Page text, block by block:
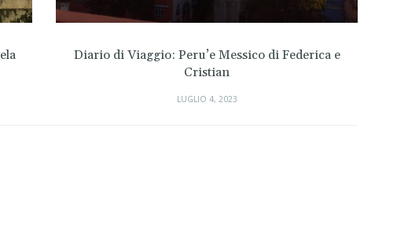
Diario di Viaggio: Peru’e Messico di Federica e
LUGLIO 4, 2023